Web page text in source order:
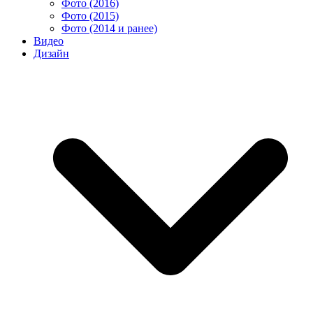
Фото (2016)
Фото (2015)
Фото (2014 и ранее)
Видео
Дизайн